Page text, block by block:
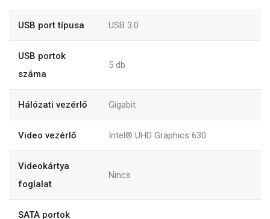
USB port típusa USB 3.0
USB portok
száma
5 db
Hálózati vezérlő Gigabit
Video vezérlő Intel® UHD Graphics 630
Videokártya
foglalat
Nincs
SATA portok